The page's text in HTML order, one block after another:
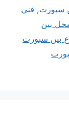
سبورت, فني
بين
بين سبورت